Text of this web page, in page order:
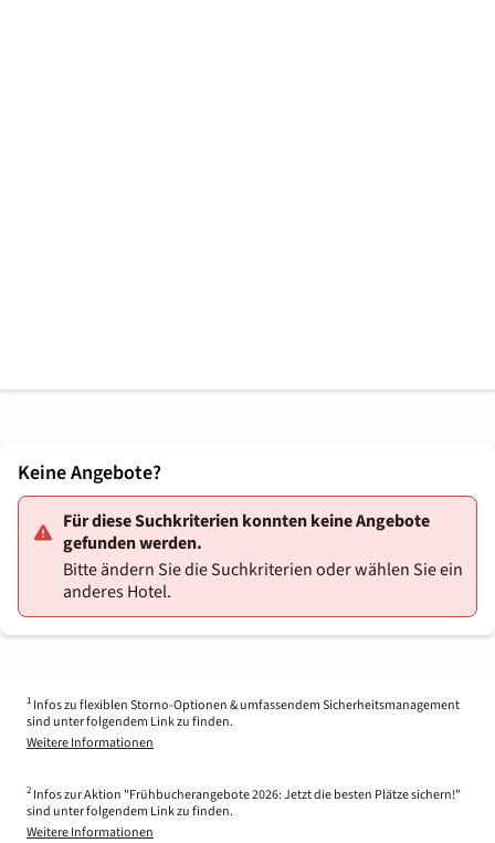
Keine Angebote?
Für diese Suchkriterien konnten keine Angebote
gefunden werden.
Bitte ändern Sie die Suchkriterien oder wählen Sie ein
anderes Hotel.
1 Infos zu flexiblen Storno-Optionen & umfassendem Sicherheitsmanagement
sind unter folgendem Link zu finden.
Weitere Informationen
2 Infos zur Aktion "Frühbucherangebote 2026: Jetzt die besten Plätze sichern!"
sind unter folgendem Link zu finden.
Weitere Informationen